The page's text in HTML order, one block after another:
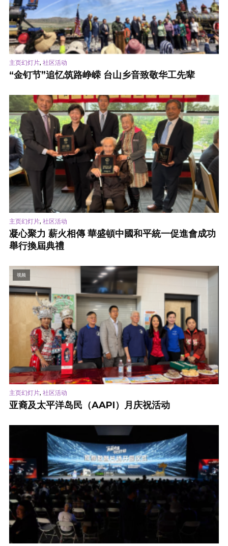
主页幻灯片, 社区活动
“金钉节”追忆筑路峥嵘 台山乡音致敬华工先辈
主页幻灯片, 社区活动
凝心聚力 薪火相傳 華盛頓中國和平統一促進會成功
舉行換屆典禮
视频
主页幻灯片, 社区活动
亚裔及太平洋岛民（AAPI）月庆祝活动